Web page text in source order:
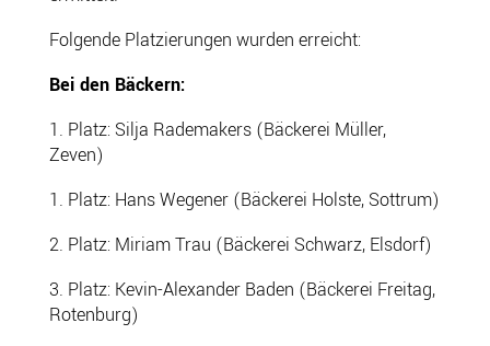
Folgende Platzierungen wurden erreicht:
Bei den Bäckern:
1. Platz: Silja Rademakers (Bäckerei Müller,
Zeven)
1. Platz: Hans Wegener (Bäckerei Holste, Sottrum)
2. Platz: Miriam Trau (Bäckerei Schwarz, Elsdorf)
3. Platz: Kevin-Alexander Baden (Bäckerei Freitag,
Rotenburg)